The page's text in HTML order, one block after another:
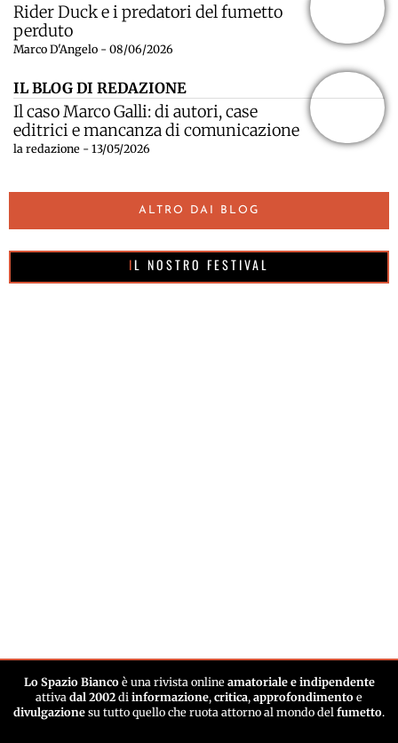
Rider Duck e i predatori del fumetto
perduto
Marco D'Angelo - 08/06/2026
IL BLOG DI REDAZIONE
Il caso Marco Galli: di autori, case
editrici e mancanza di comunicazione
la redazione - 13/05/2026
ALTRO DAI BLOG
IL NOSTRO FESTIVAL
Lo Spazio Biancoè una rivista online amatoriale e indipendente
attiva dal 2002 di informazione, critica, approfondimento e
divulgazione su tutto quello che ruota attorno al mondo del fumetto.